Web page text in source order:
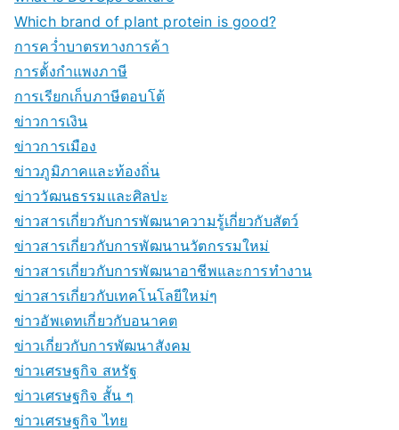
Which brand of plant protein is good?
การคว่ำบาตรทางการค้า
การตั้งกำแพงภาษี
การเรียกเก็บภาษีตอบโต้
ข่าวการเงิน
ข่าวการเมือง
ข่าวภูมิภาคและท้องถิ่น
ข่าววัฒนธรรมและศิลปะ
ข่าวสารเกี่ยวกับการพัฒนาความรู้เกี่ยวกับสัตว์
ข่าวสารเกี่ยวกับการพัฒนานวัตกรรมใหม่
ข่าวสารเกี่ยวกับการพัฒนาอาชีพและการทำงาน
ข่าวสารเกี่ยวกับเทคโนโลยีใหม่ๆ
ข่าวอัพเดทเกี่ยวกับอนาคต
ข่าวเกี่ยวกับการพัฒนาสังคม
ข่าวเศรษฐกิจ สหรัฐ
ข่าวเศรษฐกิจ สั้น ๆ
ข่าวเศรษฐกิจ ไทย